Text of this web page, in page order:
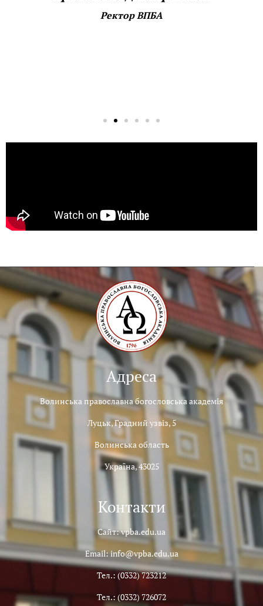
Ректор ВПБА
Адреса
Волинська православна богословська академія
Луцьк, Градний узвіз, 5
Волинська область
Україна, 43025
Контакти
Сайт: vpba.edu.ua
Email: info@vpba.edu.ua
Тел.: (0332) 723212
Тел.: (0332) 726072